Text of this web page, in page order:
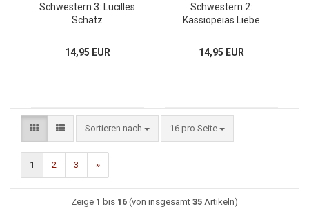
Schwestern 3: Lucilles
Schatz
14,95 EUR
Schwestern 2:
Kassiopeias Liebe
14,95 EUR
Sortieren nach 16 pro Seite
1 2 3 »
Zeige 1 bis 16 (von insgesamt 35 Artikeln)